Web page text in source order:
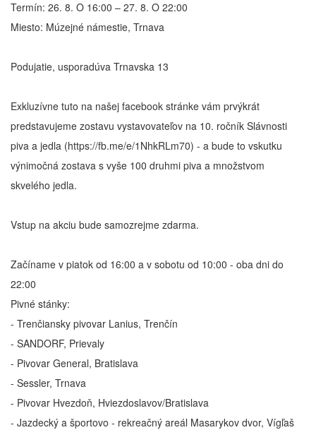
Termín: 26. 8. O 16:00 – 27. 8. O 22:00
Miesto: Múzejné námestie, Trnava
Podujatie, usporadúva Trnavska 13
Exkluzívne tuto na našej facebook stránke vám prvýkrát
predstavujeme zostavu vystavovateľov na 10. ročník Slávnosti
piva a jedla (https://fb.me/e/1NhkRLm70) - a bude to vskutku
výnimočná zostava s vyše 100 druhmi piva a množstvom
skvelého jedla.
Vstup na akciu bude samozrejme zdarma.
Začíname v piatok od 16:00 a v sobotu od 10:00 - oba dni do
22:00
Pivné stánky:
- Trenčiansky pivovar Lanius, Trenčín
- SANDORF, Prievaly
- Pivovar General, Bratislava
- Sessler, Trnava
- Pivovar Hvezdoň, Hviezdoslavov/Bratislava
- Jazdecký a športovo - rekreačný areál Masarykov dvor, Vígľaš